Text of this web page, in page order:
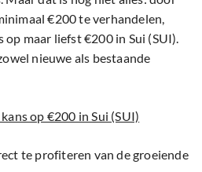
€200 te verhandelen,
op maar liefst €200 in Sui (SUI).
nieuwe als bestaande
op €200 in Sui (SUI)
te profiteren van de groeiende